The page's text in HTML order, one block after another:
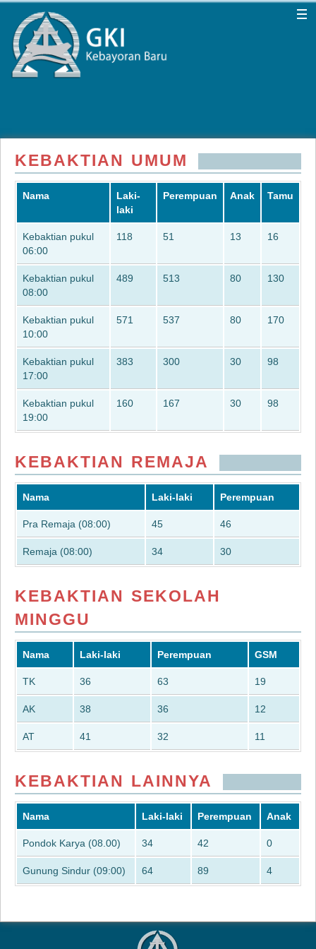
KEBAKTIAN UMUM
Nama
Laki-
laki
Perempuan Anak Tamu
Kebaktian pukul
06:00
118 51 13 16
Kebaktian pukul
08:00
489 513 80 130
Kebaktian pukul
10:00
571 537 80 170
Kebaktian pukul
17:00
383 300 30 98
Kebaktian pukul
19:00
160 167 30 98
KEBAKTIAN REMAJA
Nama Laki-laki Perempuan
Pra Remaja (08:00) 45 46
Remaja (08:00) 34 30
KEBAKTIAN SEKOLAH
MINGGU
Nama Laki-laki Perempuan GSM
TK 36 63 19
AK 38 36 12
AT 41 32 11
KEBAKTIAN LAINNYA
Nama Laki-laki Perempuan Anak
Pondok Karya (08.00) 34 42 0
Gunung Sindur (09:00) 64 89 4